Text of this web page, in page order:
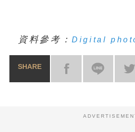
資料參考：Digital
SHARE